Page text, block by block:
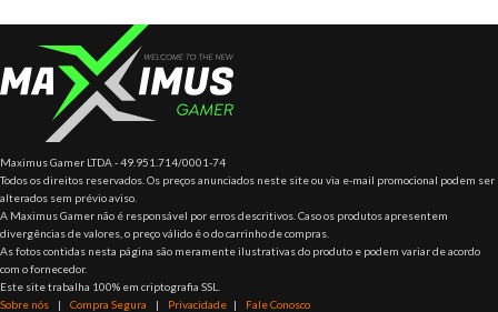
Maximus Gamer LTDA - 49.951.714/0001-74
Todos os direitos reservados. Os preços anunciados neste site ou via e-mail promocional podem ser
alterados sem prévio aviso.
A Maximus Gamer não é responsável por erros descritivos. Caso os produtos apresentem
divergências de valores, o preço válido é o do carrinho de compras.
As fotos contidas nesta página são meramente ilustrativas do produto e podem variar de acordo
com o fornecedor.
Este site trabalha 100% em criptografia SSL.
Sobre nós | Compra Segura | Privacidade | Fale Conosco